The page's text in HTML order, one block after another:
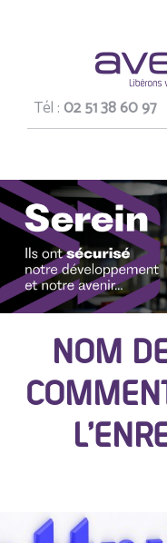
Tél :02 51 38 60 97
NOM